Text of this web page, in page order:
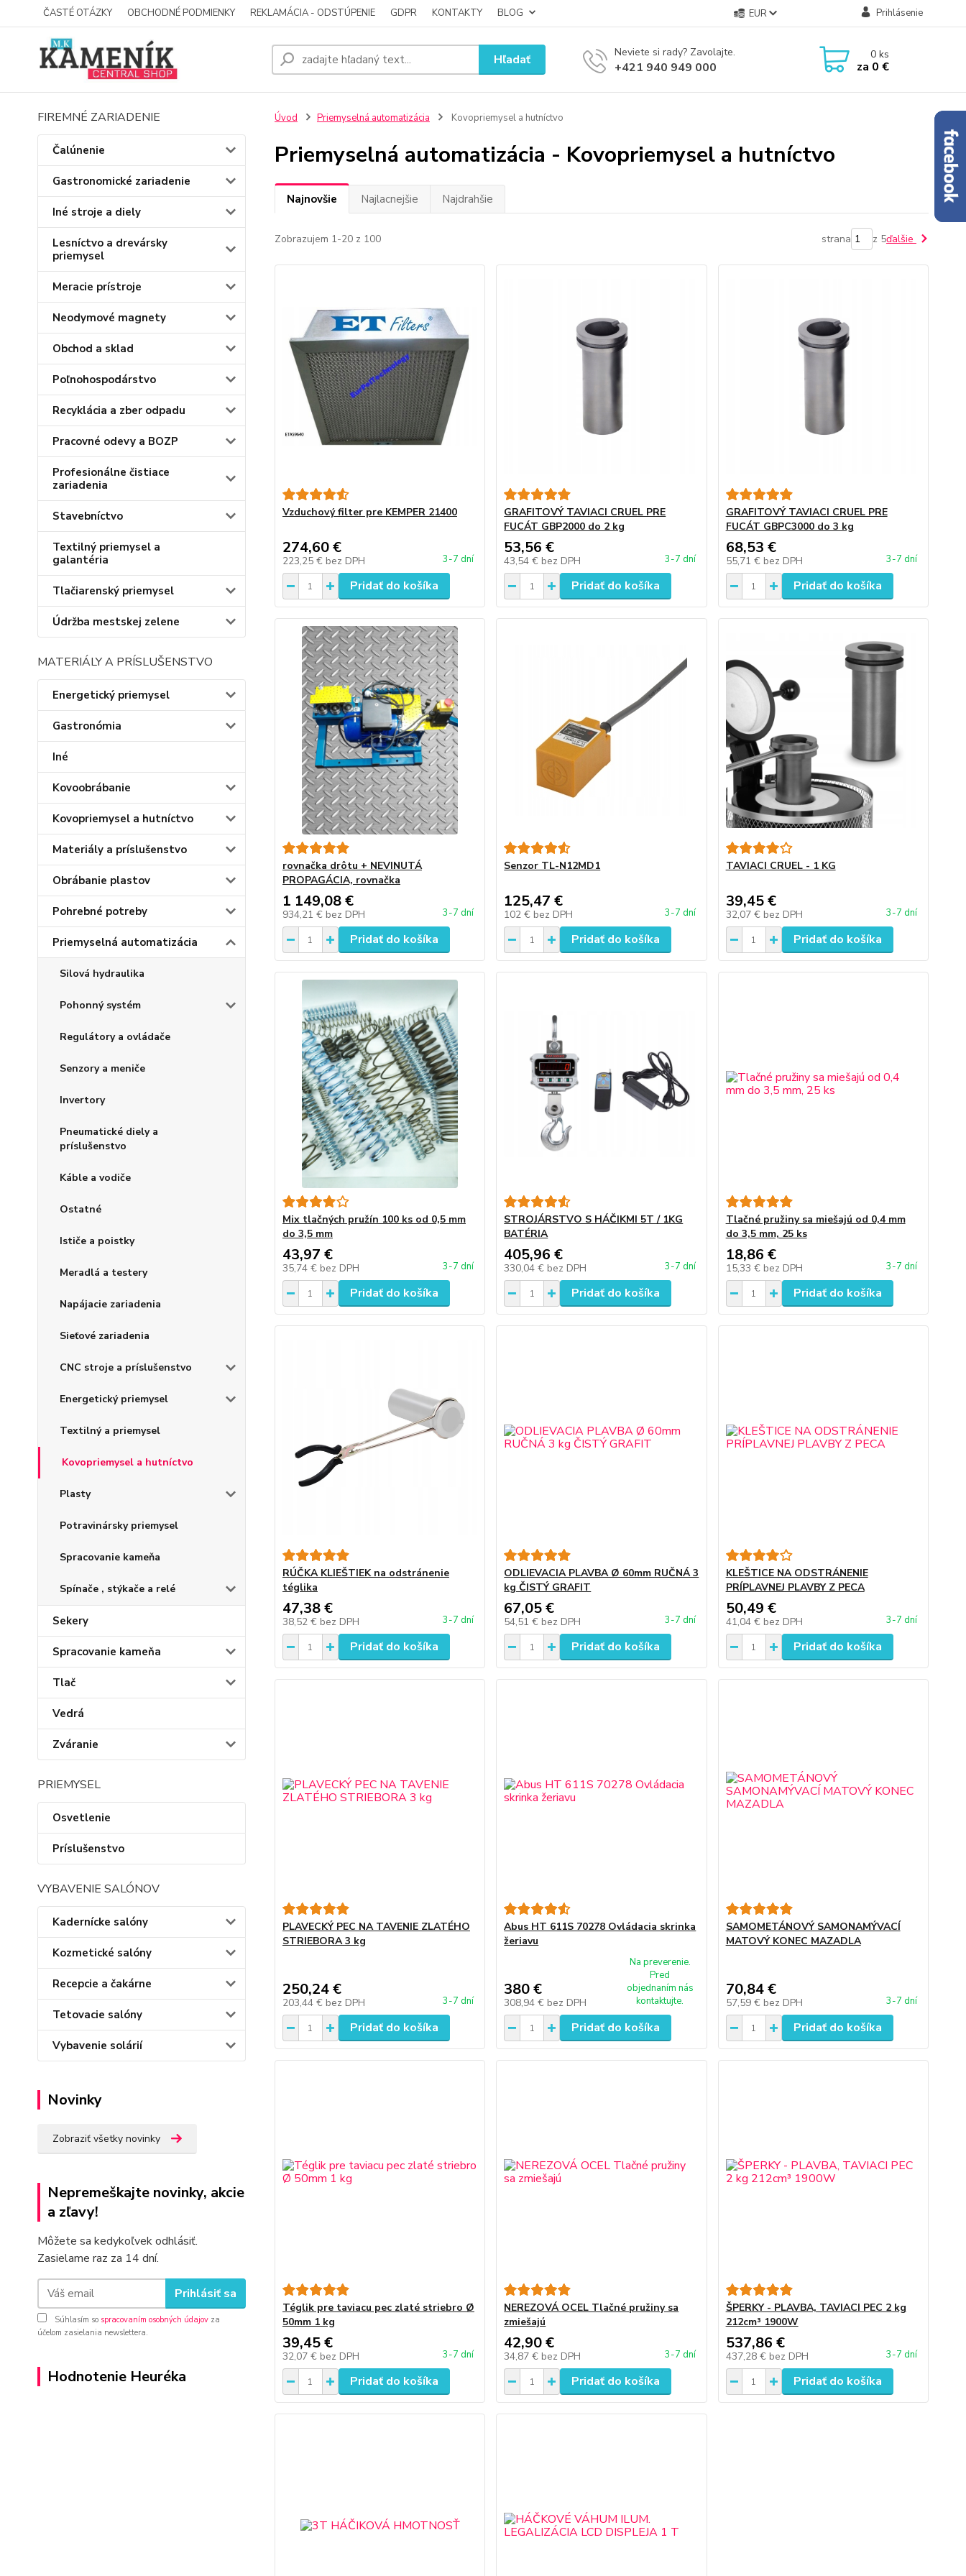
ČASTÉ OTÁZKY OBCHODNÉ PODMIENKY REKLAMÁCIA - ODSTÚPENIE GDPR KONTAKTY BLOG EUR Prihlásenie
Hľadať Neviete si rady? Zavolajte.
+421 940 949 000
0ks
za 0 €
FIREMNÉ ZARIADENIE
Čalúnenie
Gastronomické zariadenie
Iné stroje a diely
Lesníctvo a drevársky
priemysel
Meracie prístroje
Neodymové magnety
Obchod a sklad
Poľnohospodárstvo
Recyklácia a zber odpadu
Pracovné odevy a BOZP
Profesionálne čistiace
zariadenia
Stavebníctvo
Textilný priemysel a
galantéria
Tlačiarenský priemysel
Údržba mestskej zelene
MATERIÁLY A PRÍSLUŠENSTVO
Energetický priemysel
Gastronómia
Iné
Kovoobrábanie
Kovopriemysel a hutníctvo
Materiály a príslušenstvo
Obrábanie plastov
Pohrebné potreby
Priemyselná automatizácia
Silová hydraulika
Pohonný systém
Regulátory a ovládače
Senzory a meniče
Invertory
Pneumatické diely a
príslušenstvo
Káble a vodiče
Ostatné
Ističe a poistky
Meradlá a testery
Napájacie zariadenia
Sieťové zariadenia
CNC stroje a príslušenstvo
Energetický priemysel
Textilný a priemysel
Kovopriemysel a hutníctvo
Plasty
Potravinársky priemysel
Spracovanie kameňa
Spínače , stýkače a relé
Sekery
Spracovanie kameňa
Tlač
Vedrá
Zváranie
PRIEMYSEL
Osvetlenie
Príslušenstvo
VYBAVENIE SALÓNOV
Kadernícke salóny
Kozmetické salóny
Recepcie a čakárne
Tetovacie salóny
Vybavenie solárií
Novinky
Zobraziť všetky novinky
Nepremeškajte novinky, akcie
a zľavy!
Môžete sa kedykoľvek odhlásiť.
Zasielame raz za 14 dní.
Prihlásiť sa
Súhlasím so spracovaním osobných údajov za
účelom zasielania newslettera.
Hodnotenie Heuréka
Úvod Priemyselná automatizácia Kovopriemysel a hutníctvo
Priemyselná automatizácia - Kovopriemysel a hutníctvo
Najnovšie Najlacnejšie Najdrahšie
Zobrazujem 1-20 z 100 strana z 5ďalšie
Vzduchový filter pre KEMPER 21400
274,60 €
223,25 € bez DPH 3-7 dní
Pridať do košíka
GRAFITOVÝ TAVIACI CRUEL PRE
FUCÁT GBP2000 do 2 kg
53,56 €
43,54 € bez DPH 3-7 dní
Pridať do košíka
GRAFITOVÝ TAVIACI CRUEL PRE
FUCÁT GBPC3000 do 3 kg
68,53 €
55,71 € bez DPH 3-7 dní
Pridať do košíka
rovnačka drôtu + NEVINUTÁ
PROPAGÁCIA, rovnačka
1 149,08 €
934,21 € bez DPH 3-7 dní
Pridať do košíka
Senzor TL-N12MD1
125,47 €
102 € bez DPH 3-7 dní
Pridať do košíka
TAVIACI CRUEL - 1 KG
39,45 €
32,07 € bez DPH 3-7 dní
Pridať do košíka
Mix tlačných pružín 100 ks od 0,5 mm
do 3,5 mm
43,97 €
35,74 € bez DPH 3-7 dní
Pridať do košíka
STROJÁRSTVO S HÁČIKMI 5T / 1KG
BATÉRIA
405,96 €
330,04 € bez DPH 3-7 dní
Pridať do košíka
Tlačné pružiny sa miešajú od 0,4 mm
do 3,5 mm, 25 ks
18,86 €
15,33 € bez DPH 3-7 dní
Pridať do košíka
RÚČKA KLIEŠTIEK na odstránenie
téglika
47,38 €
38,52 € bez DPH 3-7 dní
Pridať do košíka
ODLIEVACIA PLAVBA Ø 60mm RUČNÁ 3
kg ČISTÝ GRAFIT
67,05 €
54,51 € bez DPH 3-7 dní
Pridať do košíka
KLEŠTICE NA ODSTRÁNENIE
PRÍPLAVNEJ PLAVBY Z PECA
50,49 €
41,04 € bez DPH 3-7 dní
Pridať do košíka
PLAVECKÝ PEC NA TAVENIE ZLATÉHO
STRIEBORA 3 kg
250,24 €
203,44 € bez DPH 3-7 dní
Pridať do košíka
Abus HT 611S 70278 Ovládacia skrinka
žeriavu
380 €
308,94 € bez DPH
Na preverenie.
Pred
objednaním nás
kontaktujte.
Pridať do košíka
SAMOMETÁNOVÝ SAMONAMÝVACÍ
MATOVÝ KONEC MAZADLA
70,84 €
57,59 € bez DPH 3-7 dní
Pridať do košíka
Téglik pre taviacu pec zlaté striebro Ø
50mm 1 kg
39,45 €
32,07 € bez DPH 3-7 dní
Pridať do košíka
NEREZOVÁ OCEL Tlačné pružiny sa
zmiešajú
42,90 €
34,87 € bez DPH 3-7 dní
Pridať do košíka
ŠPERKY - PLAVBA, TAVIACI PEC 2 kg
212cm³ 1900W
537,86 €
437,28 € bez DPH 3-7 dní
Pridať do košíka